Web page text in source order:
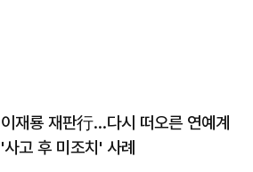
이재룡 재판行…다시 떠오른 연예계
'사고 후 미조치' 사례